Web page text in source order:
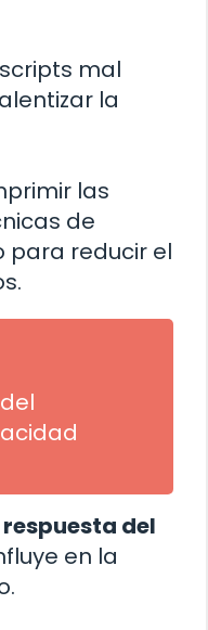
mal
la
las
de
para reducir el
del
en la